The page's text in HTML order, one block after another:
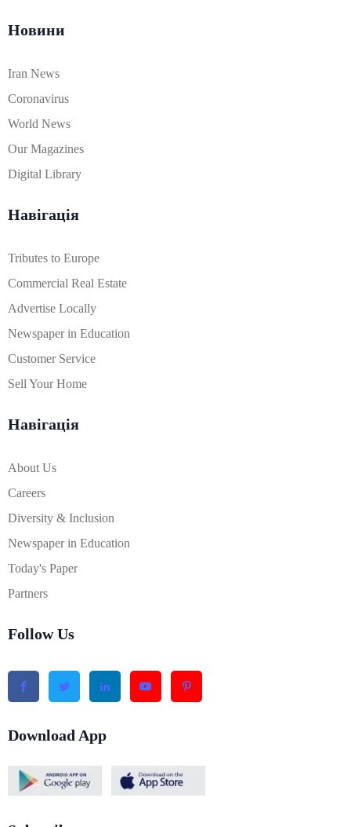
Новини
Iran News
Coronavirus
World News
Our Magazines
Digital Library
Навігація
Tributes to Europe
Commercial Real Estate
Advertise Locally
Newspaper in Education
Customer Service
Sell Your Home
Навігація
About Us
Careers
Diversity & Inclusion
Newspaper in Education
Today's Paper
Partners
Follow Us
Download App